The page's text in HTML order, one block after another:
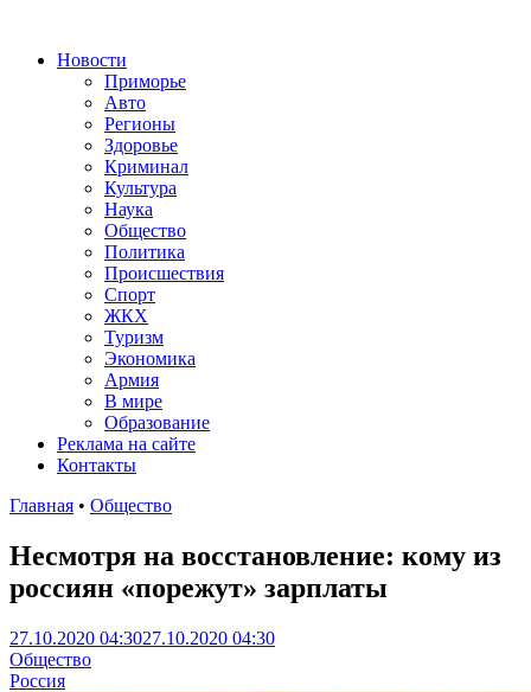
Новости
Приморье
Авто
Регионы
Здоровье
Криминал
Культура
Наука
Общество
Политика
Происшествия
Спорт
ЖКХ
Туризм
Экономика
Армия
В мире
Образование
Реклама на сайте
Контакты
Главная • Общество
Несмотря на восстановление: кому из
россиян «порежут» зарплаты
27.10.2020 04:3027.10.2020 04:30
Общество
Россия